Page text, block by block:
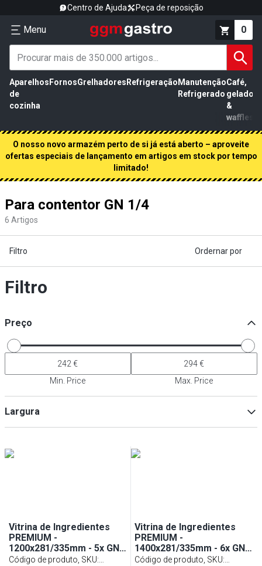
Centro de Ajuda Peça de reposição
Menu 0
Aparelhos
de
cozinha
FornosGrelhadores Refrigeração Manutenção
Refrigerado
Café,
gelados
&
waffles
O nosso novo armazém perto de si já está aberto – aproveite
ofertas especiais de lançamento em artigos em stock por tempo
limitado!
Para contentor GN 1/4
6 Artigos
Filtro Ordernar por
Filtro
Preço
Min. Price Max. Price
Largura
Vitrina de Ingredientes
PREMIUM -
1200x281/335mm - 5x GN
1/4
Código de produto, SKU:
Vitrina de Ingredientes
PREMIUM -
1400x281/335mm - 6x GN
1/4
Código de produto, SKU: